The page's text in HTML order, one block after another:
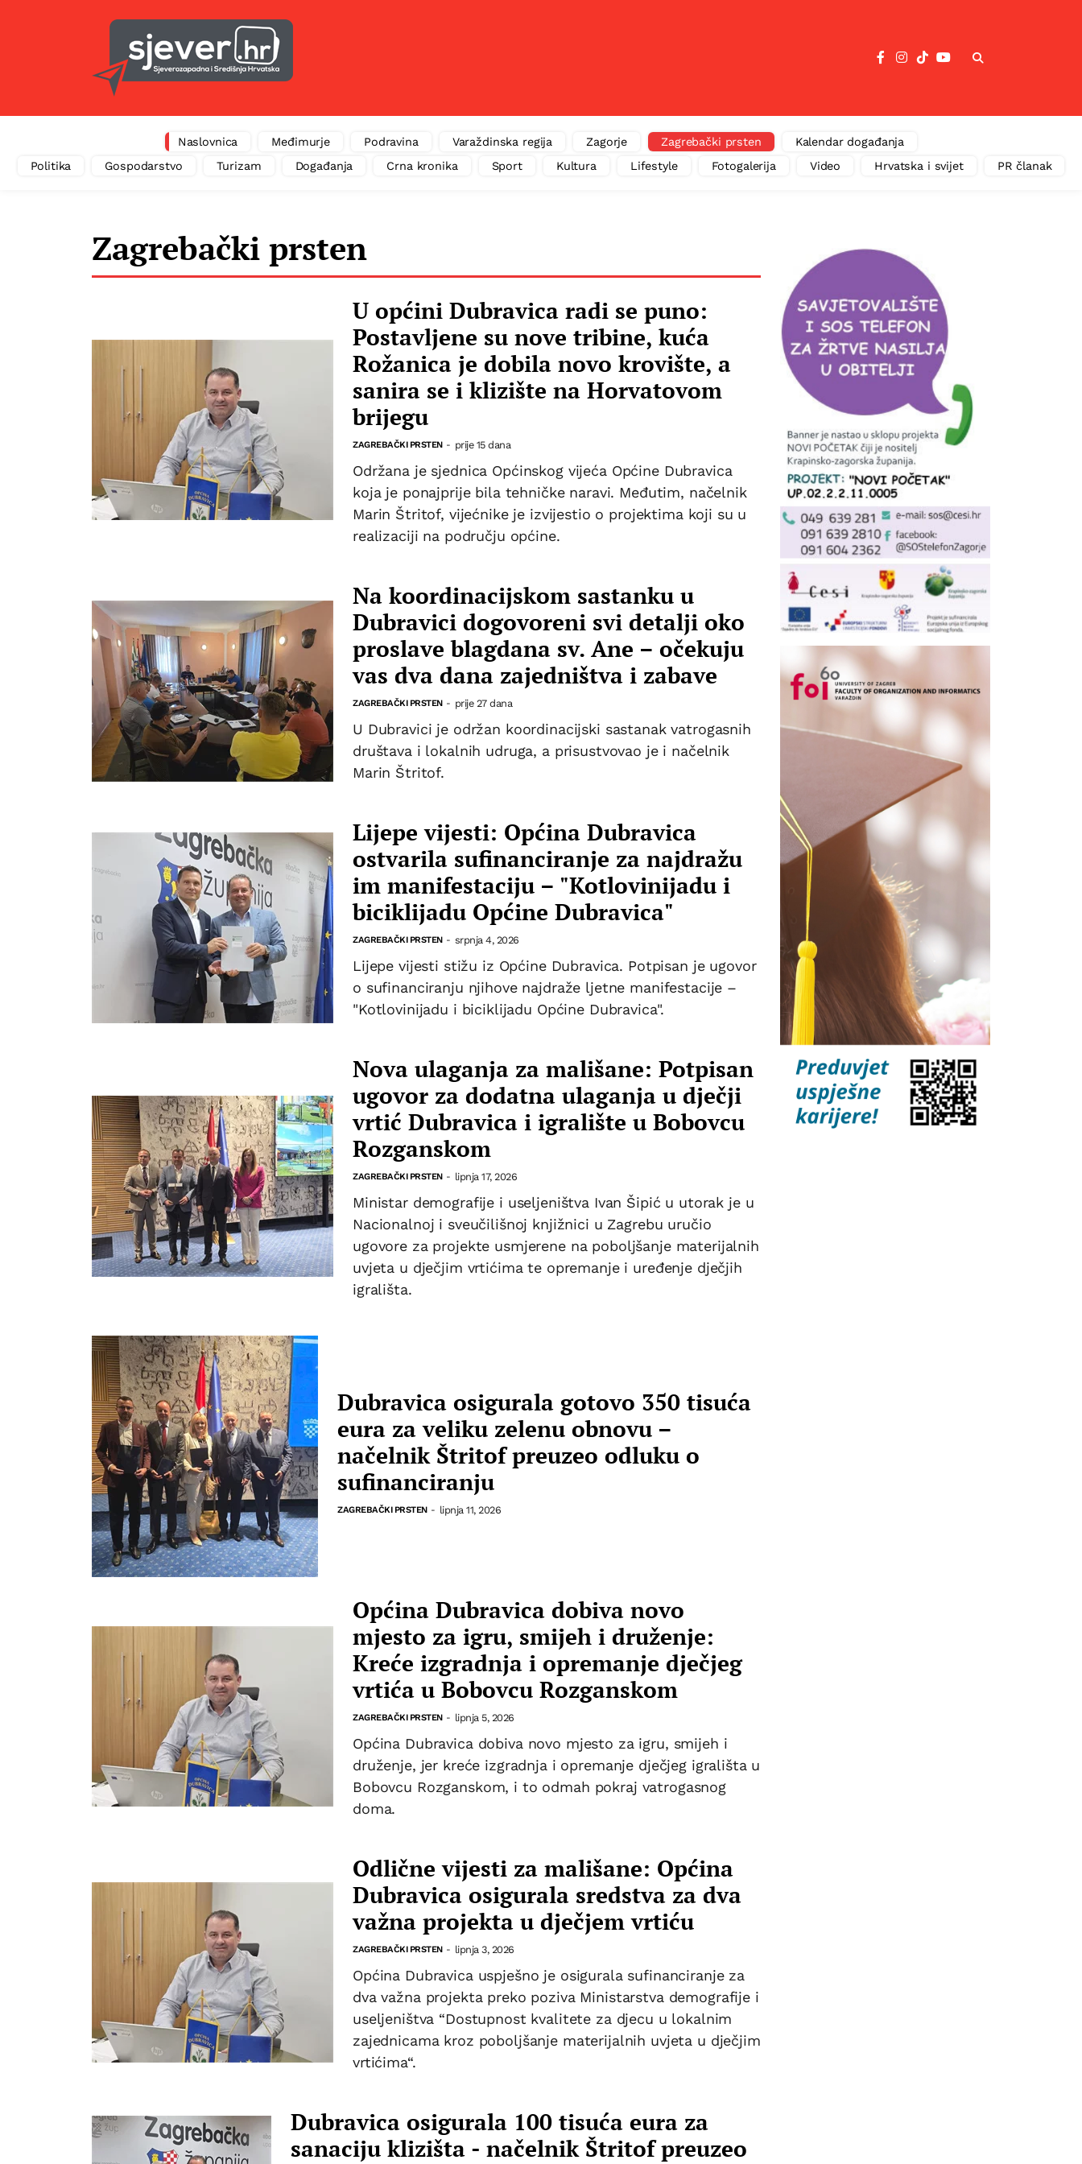
Naslovnica Međimurje Podravina Varaždinska regija Zagorje Zagrebački prsten
Kalendar događanja
Politika
Gospodarstvo Turizam Događanja Crna kronika Sport Kultura Lifestyle Fotogalerija Video Hrvatska i svijet PR članak
Zagrebački prsten
U općini Dubravica radi se puno:
Postavljene su nove tribine, kuća
Rožanica je dobila novo krovište, a
sanira se i klizište na Horvatovom
brijegu
ZAGREBAČKI PRSTEN - prije 15 dana
Održana je sjednica Općinskog vijeća Općine Dubravica
koja je ponajprije bila tehničke naravi. Međutim, načelnik
Marin Štritof, vijećnike je izvijestio o projektima koji su u
realizaciji na području općine.
Na koordinacijskom sastanku u
Dubravici dogovoreni svi detalji oko
proslave blagdana sv. Ane – očekuju
vas dva dana zajedništva i zabave
ZAGREBAČKI PRSTEN - prije 27 dana
U Dubravici je održan koordinacijski sastanak vatrogasnih
društava i lokalnih udruga, a prisustvovao je i načelnik
Marin Štritof.
Lijepe vijesti: Općina Dubravica
ostvarila sufinanciranje za najdražu
im manifestaciju – "Kotlovinijadu i
biciklijadu Općine Dubravica"
ZAGREBAČKI PRSTEN - srpnja 4, 2026
Lijepe vijesti stižu iz Općine Dubravica. Potpisan je ugovor
o sufinanciranju njihove najdraže ljetne manifestacije –
"Kotlovinijadu i biciklijadu Općine Dubravica".
Nova ulaganja za mališane: Potpisan
ugovor za dodatna ulaganja u dječji
vrtić Dubravica i igralište u Bobovcu
Rozganskom
ZAGREBAČKI PRSTEN - lipnja 17, 2026
Ministar demografije i useljeništva Ivan Šipić u utorak je u
Nacionalnoj i sveučilišnoj knjižnici u Zagrebu uručio
ugovore za projekte usmjerene na poboljšanje materijalnih
uvjeta u dječjim vrtićima te opremanje i uređenje dječjih
igrališta.
Dubravica osigurala gotovo 350 tisuća
eura za veliku zelenu obnovu –
načelnik Štritof preuzeo odluku o
sufinanciranju
ZAGREBAČKI PRSTEN - lipnja 11, 2026
Općina Dubravica dobiva novo
mjesto za igru, smijeh i druženje:
Kreće izgradnja i opremanje dječjeg
vrtića u Bobovcu Rozganskom
ZAGREBAČKI PRSTEN - lipnja 5, 2026
Općina Dubravica dobiva novo mjesto za igru, smijeh i
druženje, jer kreće izgradnja i opremanje dječjeg igrališta u
Bobovcu Rozganskom, i to odmah pokraj vatrogasnog
doma.
Odlične vijesti za mališane: Općina
Dubravica osigurala sredstva za dva
važna projekta u dječjem vrtiću
ZAGREBAČKI PRSTEN - lipnja 3, 2026
Općina Dubravica uspješno je osigurala sufinanciranje za
dva važna projekta preko poziva Ministarstva demografije i
useljeništva “Dostupnost kvalitete za djecu u lokalnim
zajednicama kroz poboljšanje materijalnih uvjeta u dječjim
vrtićima“.
Dubravica osigurala 100 tisuća eura za
sanaciju klizišta - načelnik Štritof preuzeo